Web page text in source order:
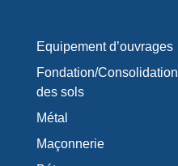
Equipement d’ouvrages
Fondation/Consolidation
des sols
Métal
Maçonnerie